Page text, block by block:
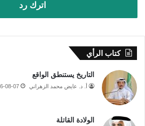
اترك رد
كتاب الرأي
التاريخ يستنطق الواقع
أ. د. عايض محمد الزهراني 08-07
الولادة القاتلة